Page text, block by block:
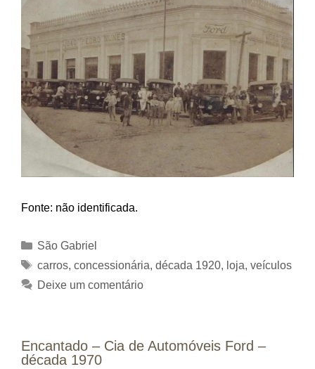
Fonte: não identificada.
Categorias
São Gabriel
Tags
carros, concessionária, década 1920, loja, veículos
Deixe um comentário
Encantado – Cia de Automóveis Ford –
década 1970